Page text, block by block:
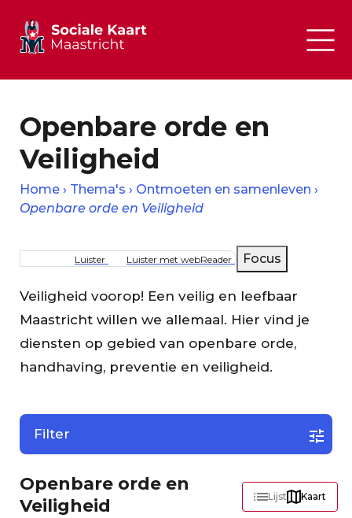
Openbare orde en
Veiligheid
Home Thema's
Ontmoeten en samenleven
Openbare orde en Veiligheid
Luister Luister met webReader Focus
Veiligheid voorop! Een veilig en leefbaar
Maastricht willen we allemaal. Hier vind je
diensten op gebied van openbare orde,
handhaving, preventie en veiligheid.
Filter
Openbare orde en
Veiligheid
Lijst Kaart